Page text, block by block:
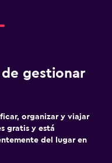
gestionar
organizar y viajar
gratis y está
del lugar en